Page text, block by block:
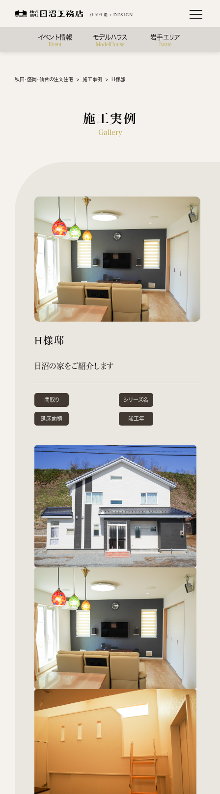
イベント情報
Event
モデルハウス
ModelHouse
岩手エリア
Iwate
秋田・盛岡・仙台の注文住宅 施工事例 H様邸
施工実例
Gallery
H様邸
日沼の家をご紹介します
間取り シリーズ名
延床面積 竣工年